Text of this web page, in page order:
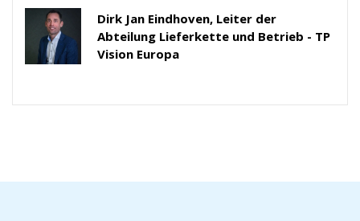
Dirk Jan Eindhoven, Leiter der
Abteilung Lieferkette und Betrieb - TP
Vision Europa